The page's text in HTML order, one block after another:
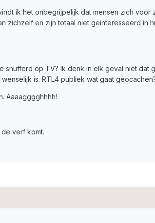
ik het onbegrijpelijk dat mensen zich
zichzelf en zijn totaal niet geinteresseerd in
snufferd op TV? Ik denk in elk geval niet
is. RTL4 publiek wat gaat
Aaaagggghhhh!
verf komt.